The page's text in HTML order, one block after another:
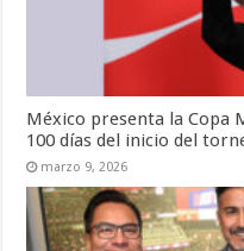
México presenta la Copa
100 días del inicio del
marzo 9, 2026